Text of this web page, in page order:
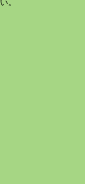
。